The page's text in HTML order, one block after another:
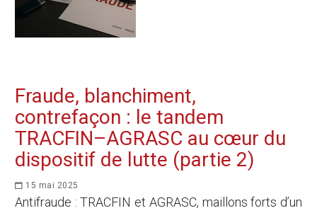
Fraude, blanchiment,
contrefaçon : le tandem
TRACFIN–AGRASC au cœur du
dispositif de lutte (partie 2)
15 mai 2025
Antifraude : TRACFIN et AGRASC, maillons forts d’un